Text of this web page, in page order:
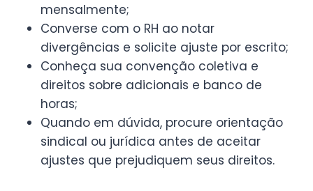
mensalmente;
Converse com o RH ao notar
divergências e solicite ajuste por escrito;
Conheça sua convenção coletiva e
direitos sobre adicionais e banco de
horas;
Quando em dúvida, procure orientação
sindical ou jurídica antes de aceitar
ajustes que prejudiquem seus direitos.